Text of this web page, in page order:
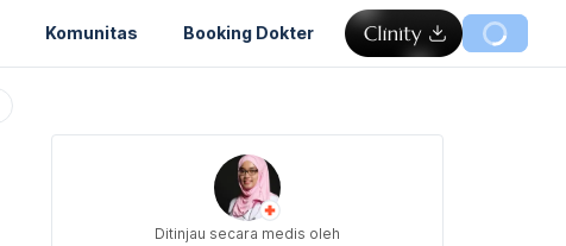
Komunitas Booking Dokter
Ditinjau secara medis oleh